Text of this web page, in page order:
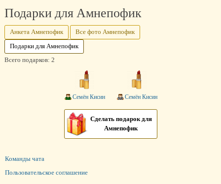
Подарки для Амнепофик
Анкета Амнепофик Все фото Амнепофик
Подарки для Амнепофик
Всего подарков: 2
Семён Кисин Семён Кисин
Сделать подарок для
Амнепофик
Команды чата
Пользовательское соглашение